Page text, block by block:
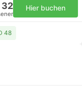
32 Hier buchen
48